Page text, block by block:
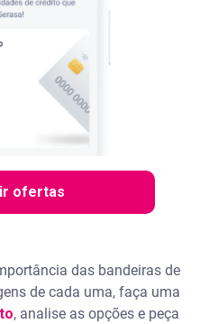
ofertas
das bandeiras de
de cada uma, faça uma
, analise as opções e peça